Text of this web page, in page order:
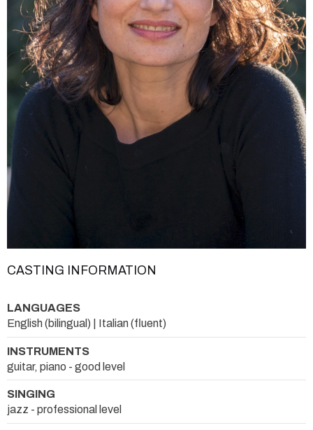
CASTING INFORMATION
LANGUAGES
English (bilingual) | Italian (fluent)
INSTRUMENTS
guitar, piano - good level
SINGING
jazz - professional level